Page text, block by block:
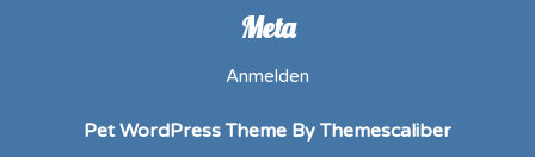
Meta
Anmelden
Pet WordPress Theme By Themescaliber